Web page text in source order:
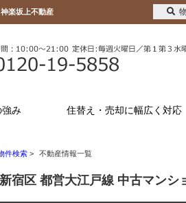
楽坂上不動産
強み 住替え・売却に幅広く対応
件検索 > 不動産情報一覧
宿区 都営大江戸線 中古マンシ